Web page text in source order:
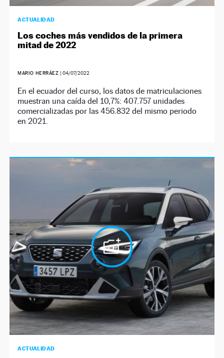
ACTUALIDAD
Los coches más vendidos de la primera
mitad de 2022
MARIO HERRÁEZ | 04/07/2022
En el ecuador del curso, los datos de matriculaciones
muestran una caída del 10,7%: 407.757 unidades
comercializadas por las 456.832 del mismo periodo
en 2021.
ACTUALIDAD